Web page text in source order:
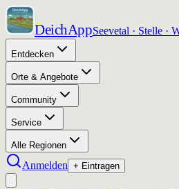
DeichAppSeevetal · Stelle ·
Entdecken
Orte & Angebote
Community
Service
Alle Regionen
Anmelden + Eintragen